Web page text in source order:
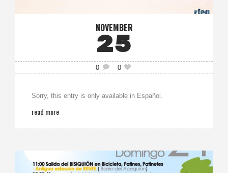
NOVEMBER
25
0 0
Sorry, this entry is only available in Español.
read more